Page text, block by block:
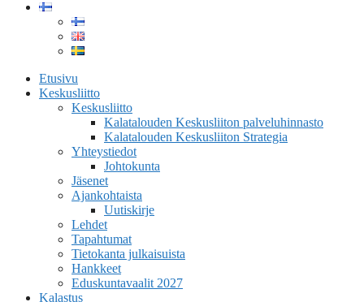
Etusivu
Keskusliitto
Keskusliitto
Kalatalouden Keskusliiton palveluhinnasto
Kalatalouden Keskusliiton Strategia
Yhteystiedot
Johtokunta
Jäsenet
Ajankohtaista
Uutiskirje
Lehdet
Tapahtumat
Tietokanta julkaisuista
Hankkeet
Eduskuntavaalit 2027
Kalastus